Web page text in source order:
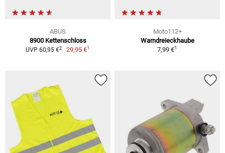
ABUS
8900 Kettenschloss
UVP 60,95 €2 29,95 €1
Moto112+
Warndreieckhaube
7,99 €1